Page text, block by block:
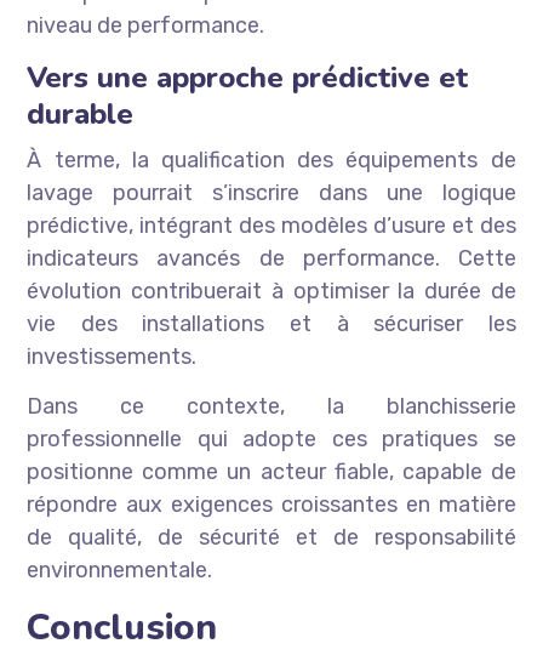
niveau de performance.
Vers une approche prédictive et
durable
À terme, la qualification des équipements de
lavage pourrait s’inscrire dans une logique
prédictive, intégrant des modèles d’usure et des
indicateurs avancés de performance. Cette
évolution contribuerait à optimiser la durée de
vie des installations et à sécuriser les
investissements.
Dans ce contexte, la blanchisserie
professionnelle qui adopte ces pratiques se
positionne comme un acteur fiable, capable de
répondre aux exigences croissantes en matière
de qualité, de sécurité et de responsabilité
environnementale.
Conclusion